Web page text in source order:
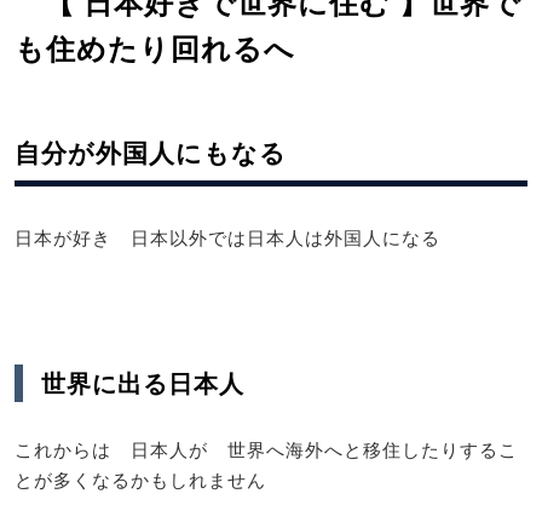
も住めたり回れるへ
自分が外国人にもなる
日本が好き 日本以外では日本人は外国人になる
世界に出る日本人
これからは 日本人が 世界へ海外へと移住したりするこ
とが多くなるかもしれません